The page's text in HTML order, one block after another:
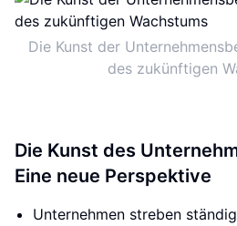
Die Kunst der
des zukünftigen
Die Kunst des
Eine neue Perspektive
Unternehmen streben